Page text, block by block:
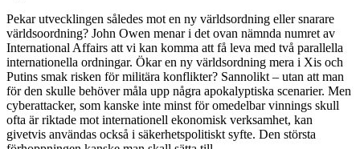
Pekar utvecklingen således mot en ny världsordning eller snarare
världsoordning? John Owen menar i det ovan nämnda numret av
International Affairs att vi kan komma att få leva med två parallella
internationella ordningar. Ökar en ny världsordning mera i Xis och
Putins smak risken för militära konflikter? Sannolikt – utan att man
för den skulle behöver måla upp några apokalyptiska scenarier. Men
cyberattacker, som kanske inte minst för omedelbar vinnings skull
ofta är riktade mot internationell ekonomisk verksamhet, kan
givetvis användas också i säkerhetspolitiskt syfte. Den största